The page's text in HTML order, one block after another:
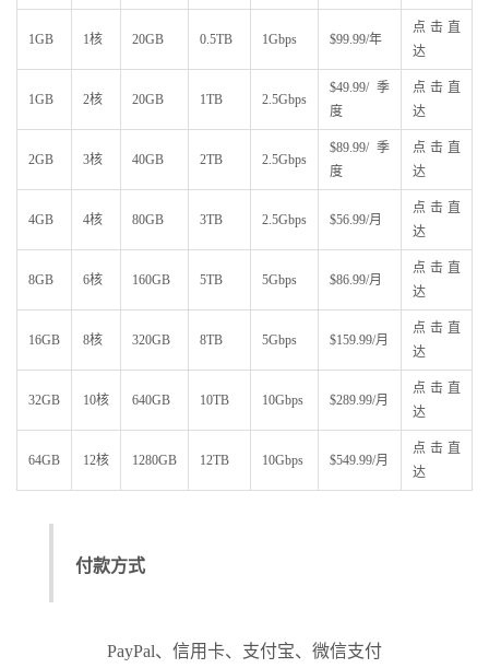
1GB 1核 20GB 0.5TB 1Gbps $99.99/年
点击直
达
1GB 2核 20GB 1TB 2.5Gbps
$49.99/季
度
点击直
达
2GB 3核 40GB 2TB 2.5Gbps
$89.99/季
度
点击直
达
4GB 4核 80GB 3TB 2.5Gbps $56.99/月
点击直
达
8GB 6核 160GB 5TB 5Gbps $86.99/月
点击直
达
16GB 8核 320GB 8TB 5Gbps $159.99/月
点击直
达
32GB 10核 640GB 10TB 10Gbps $289.99/月
点击直
达
64GB 12核 1280GB 12TB 10Gbps $549.99/月
点击直
达
付款方式
PayPal、信用卡、支付宝、微信支付